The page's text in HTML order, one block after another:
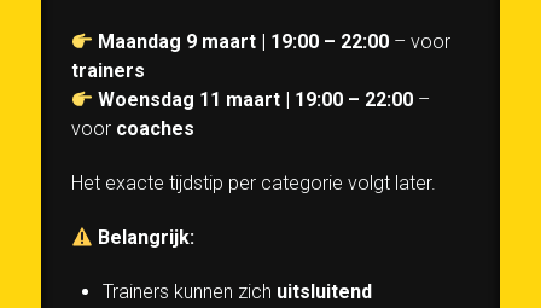
Maandag 9 maart | 19:00 – 22:00– voor
trainers
Woensdag 11 maart | 19:00 – 22:00–
voor coaches
Het exacte tijdstip per categorie volgt later.
Belangrijk:
Trainers kunnen zich uitsluitend